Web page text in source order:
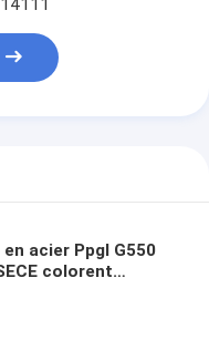
acier Ppgl G550
colorent